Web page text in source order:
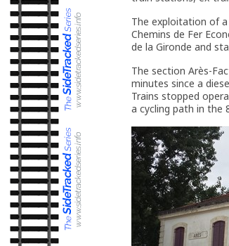
The exploitation of
Chemins de Fer
de la Gironde and
The section Arès-
minutes since a
Trains stopped
a cycling path in the